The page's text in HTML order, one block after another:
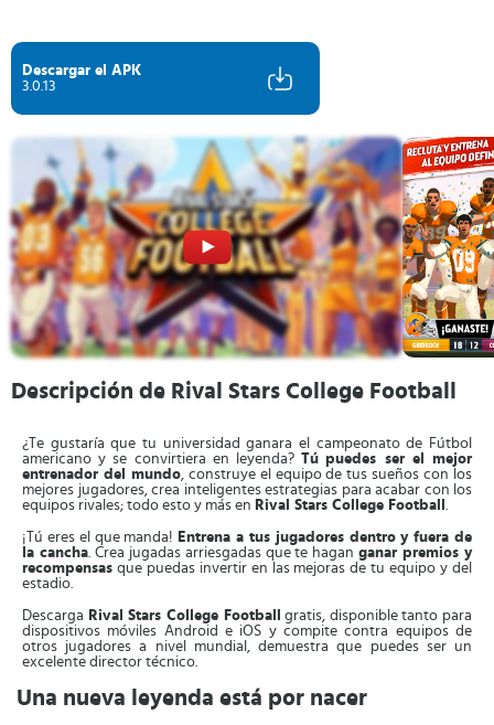
Descargar el APK
3.0.13
Descripción de Rival Stars College Football
¿Te gustaría que tu universidad ganara el campeonato de Fútbol
americano y se convirtiera en leyenda?Tú puedes ser el mejor
entrenador del mundo, construye el equipo de tus sueños con los
mejores jugadores, crea inteligentes estrategias para acabar con los
equipos rivales; todo esto y más en Rival Stars College Football .
¡Tú eres el que manda! Entrena a tus jugadores dentro y fuera de
la cancha. Crea jugadas arriesgadas que te haganganar premios y
recompensas que puedas invertir en las mejoras de tu equipo y del
estadio.
Descarga Rival Stars College Football
gratis, disponible tanto para
dispositivos móviles Android e iOS y compite contra equipos de
otros jugadores a nivel mundial, demuestra que puedes ser un
excelente director técnico.
Una nueva leyenda está por nacer